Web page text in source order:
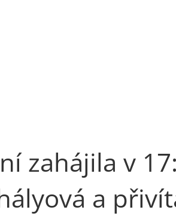
zahájila v
a